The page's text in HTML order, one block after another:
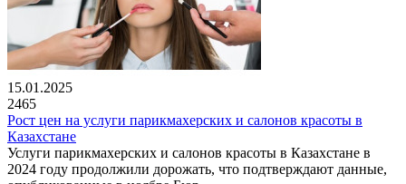
15.01.2025
2465
Рост цен на услуги парикмахерских и салонов красоты в
Казахстане
Услуги парикмахерских и салонов красоты в Казахстане в
2024 году продолжили дорожать, что подтверждают данные,